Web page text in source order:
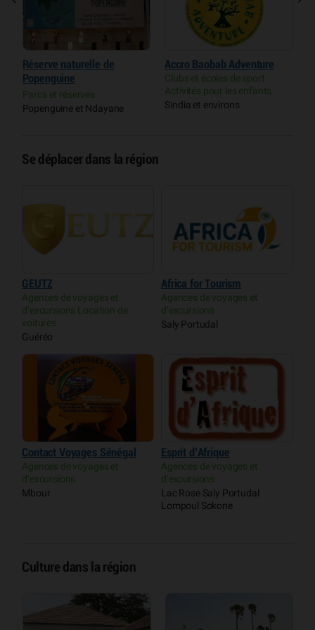
Réserve naturelle de
Popenguine
Parcs et réserves
Popenguine et Ndayane
Accro Baobab Adventure
Clubs et écoles de sport
Activités pour les enfants
Sindia et environs
Se déplacer dans la région
GEUTZ
Agences de voyages et
d’excursions Location de
voitures
Guéréo
Africa for Tourism
Agences de voyages et
d’excursions
Saly Portudal
Contact Voyages Sénégal
Agences de voyages et
d’excursions
Mbour
Esprit d’Afrique
Agences de voyages et
d’excursions
Lac Rose Saly Portudal
Lompoul Sokone
Culture dans la région